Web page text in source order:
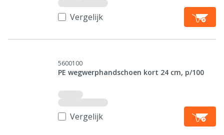
Vergelijk
5600100
PE wegwerphandschoen kort 24 cm, p/100
Vergelijk